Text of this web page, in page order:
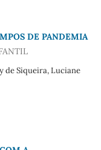
DE PANDEMIA
de Siqueira, Luciane